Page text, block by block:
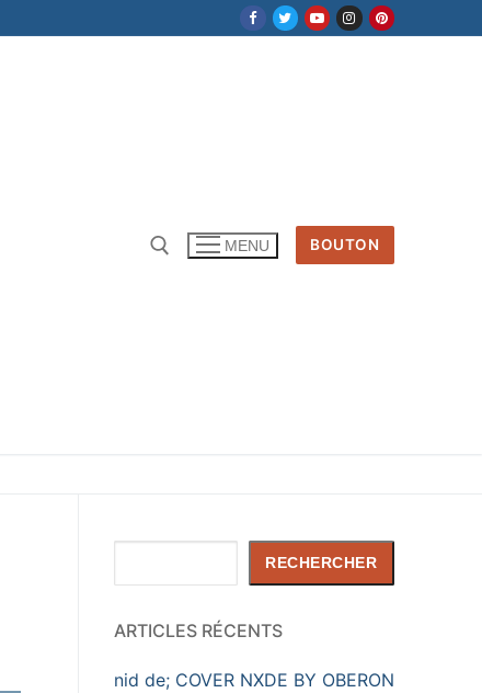
MENU BOUTON
RECHERCHER
ARTICLES RÉCENTS
nid de; COVER NXDE BY OBERON